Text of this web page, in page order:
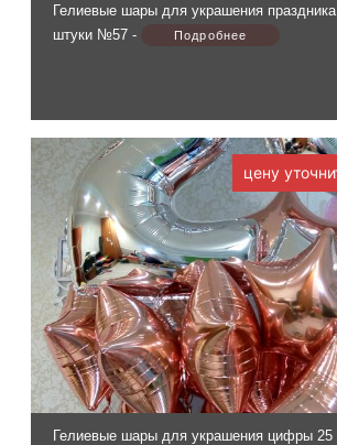
Гелиевые шары для украшения
штуки №57 -
цену
Гелиевые шары для украшения цифры 25